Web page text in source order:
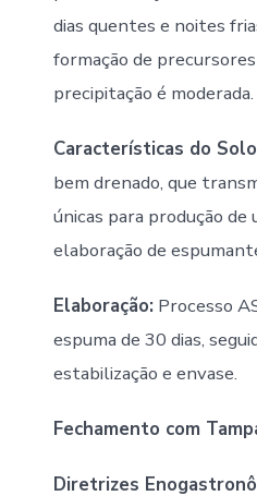
dias quentes e noites
formação de
precipitação é moderada.
Características do
bem drenado, que
únicas para produção de
elaboração de
Elaboração: Processo
espuma de 30 dias,
estabilização e envase.
Fechamento com
Diretrizes